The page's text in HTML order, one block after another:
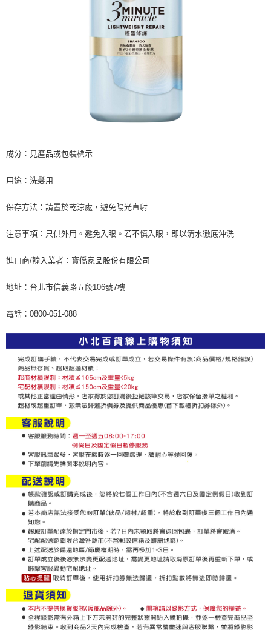
成分：見產品或包裝標示
用途：洗髮用
保存方法：請置於乾涼處，避免陽光直射
注意事項：只供外用。避免入眼。若不慎入眼，即以清水徹底沖洗
進口商/輸入業者：寶僑家品股份有限公司
地址：台北市信義路五段106號7樓
電話：0800-051-088